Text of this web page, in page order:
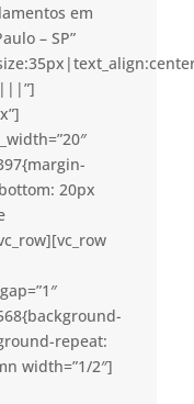
em
– SP”
20px
repeat:
width=”1/2″]